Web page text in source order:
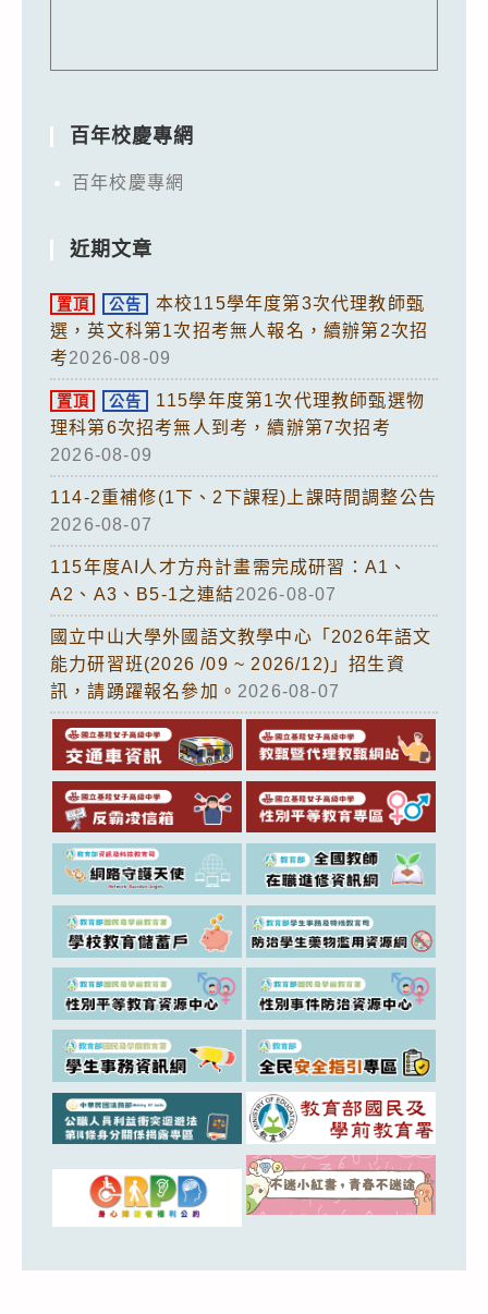
百年校慶專網
百年校慶專網
近期文章
置頂 公告
本校115學年度第3次代理教師甄
選，英文科第1次招考無人報名，續辦第2次招
考2026-08-09
置頂 公告
115學年度第1次代理教師甄選物
理科第6次招考無人到考，續辦第7次招考
2026-08-09
114-2重補修(1下、2下課程)上課時間調整公告
2026-08-07
115年度AI人才方舟計畫需完成研習：A1、
A2、A3、B5-1之連結2026-08-07
國立中山大學外國語文教學中心「2026年語文
能力研習班(2026 /09 ~ 2026/12)」招生資
訊，請踴躍報名參加。 2026-08-07